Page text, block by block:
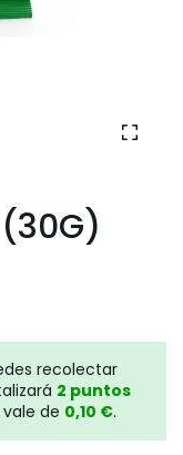
(30G)
recolectar
2 puntos
de 0,10 €.